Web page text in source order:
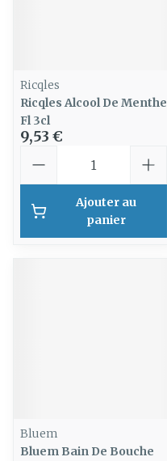
Ricqles
Ricqles Alcool De Menthe
Fl 3cl
9,53 €
Ajouter au
panier
Bluem
Bluem Bain De Bouche